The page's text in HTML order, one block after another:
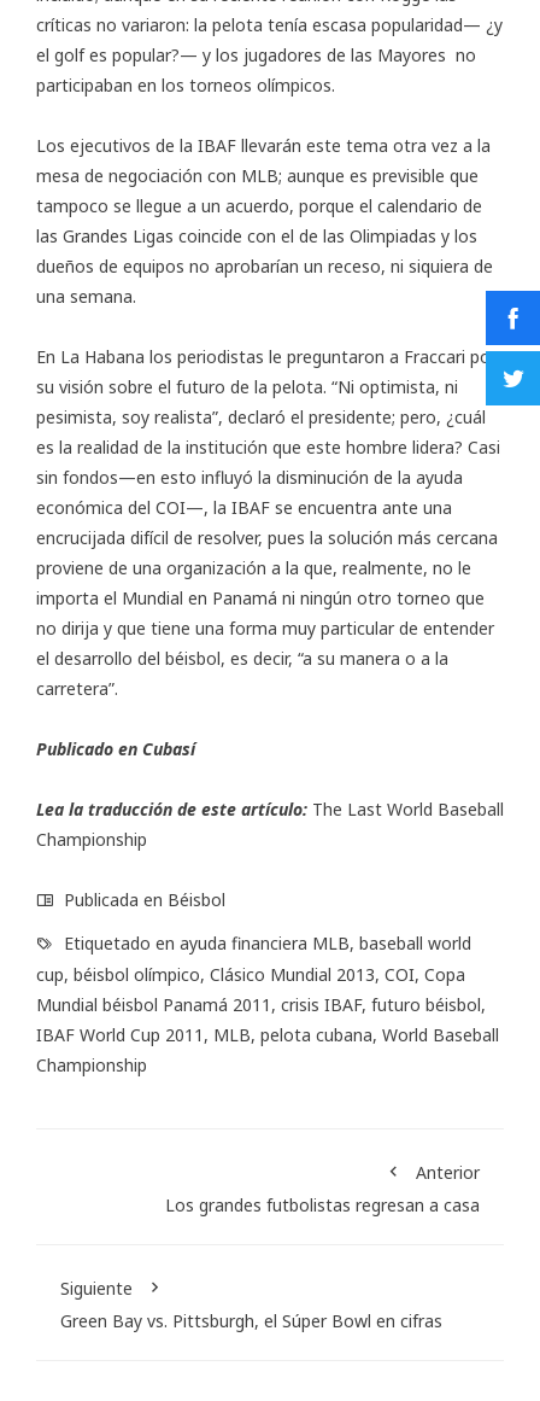
críticas no variaron: la pelota tenía escasa popularidad— ¿y
el golf es popular?— y los jugadores de las Mayores no
participaban en los torneos olímpicos.
Los ejecutivos de la IBAF llevarán este tema otra vez a la
mesa de negociación con MLB; aunque es previsible que
tampoco se llegue a un acuerdo, porque el calendario de
las Grandes Ligas coincide con el de las Olimpiadas y los
dueños de equipos no aprobarían un receso, ni siquiera de
una semana.
En La Habana los periodistas le preguntaron a Fraccari por
su visión sobre el futuro de la pelota. “Ni optimista, ni
pesimista, soy realista”, declaró el presidente; pero, ¿cuál
es la realidad de la institución que este hombre lidera? Casi
sin fondos—en esto influyó la disminución de la ayuda
económica del COI—, la IBAF se encuentra ante una
encrucijada difícil de resolver, pues la solución más cercana
proviene de una organización a la que, realmente, no le
importa el Mundial en Panamá ni ningún otro torneo que
no dirija y que tiene una forma muy particular de entender
el desarrollo del béisbol, es decir, “a su manera o a la
carretera”.
Publicado en Cubasí
Lea la traducción de este artículo: The Last World Baseball
Championship
Publicada en Béisbol
Etiquetado en ayuda financiera MLB, baseball world
cup, béisbol olímpico, Clásico Mundial 2013, COI, Copa
Mundial béisbol Panamá 2011 , crisis IBAF, futuro béisbol,
IBAF World Cup 2011 , MLB, pelota cubana, World Baseball
Championship
Anterior
Los grandes futbolistas regresan a casa
Siguiente
Green Bay vs. Pittsburgh, el Súper Bowl en cifras